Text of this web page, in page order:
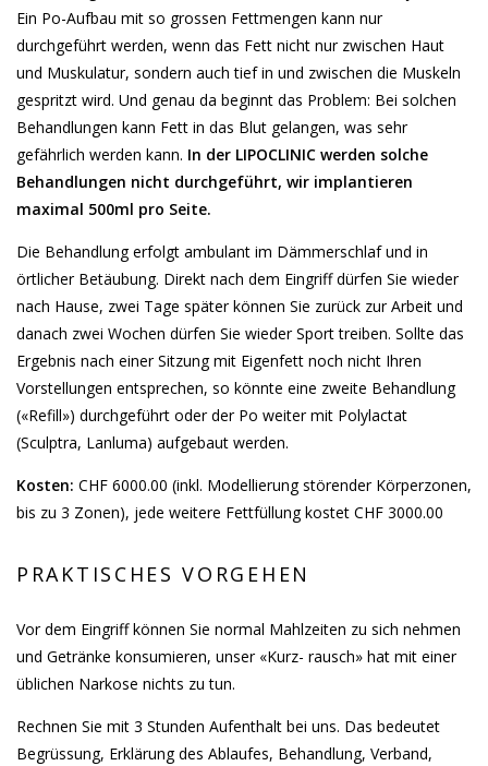
Ein Po-Aufbau mit so grossen Fettmengen kann nur
durchgeführt werden, wenn das Fett nicht nur zwischen Haut
und Muskulatur, sondern auch tief in und zwischen die Muskeln
gespritzt wird. Und genau da beginnt das Problem: Bei solchen
Behandlungen kann Fett in das Blut gelangen, was sehr
gefährlich werden kann. In der LIPOCLINIC werden solche
Behandlungen nicht durchgeführt, wir implantieren
maximal 500ml pro Seite.
Die Behandlung erfolgt ambulant im Dämmerschlaf und in
örtlicher Betäubung. Direkt nach dem Eingriff dürfen Sie wieder
nach Hause, zwei Tage später können Sie zurück zur Arbeit und
danach zwei Wochen dürfen Sie wieder Sport treiben. Sollte das
Ergebnis nach einer Sitzung mit Eigenfett noch nicht Ihren
Vorstellungen entsprechen, so könnte eine zweite Behandlung
(«Refill») durchgeführt oder der Po weiter mit Polylactat
(Sculptra, Lanluma) aufgebaut werden.
Kosten: CHF 6000.00 (inkl. Modellierung störender Körperzonen,
bis zu 3 Zonen), jede weitere Fettfüllung kostet CHF 3000.00
PRAKTISCHES VORGEHEN
Vor dem Eingriff können Sie normal Mahlzeiten zu sich nehmen
und Getränke konsumieren, unser «Kurz- rausch» hat mit einer
üblichen Narkose nichts zu tun.
Rechnen Sie mit 3 Stunden Aufenthalt bei uns. Das bedeutet
Begrüssung, Erklärung des Ablaufes, Behandlung, Verband,